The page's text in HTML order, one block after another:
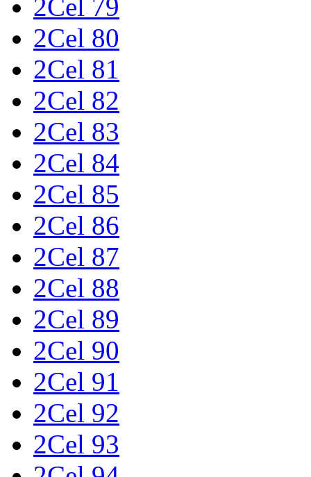
2Cel 79
2Cel 80
2Cel 81
2Cel 82
2Cel 83
2Cel 84
2Cel 85
2Cel 86
2Cel 87
2Cel 88
2Cel 89
2Cel 90
2Cel 91
2Cel 92
2Cel 93